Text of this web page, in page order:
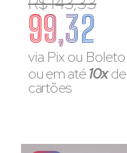
99,32
via Pix ou Boleto
ou em até10xde
cartões